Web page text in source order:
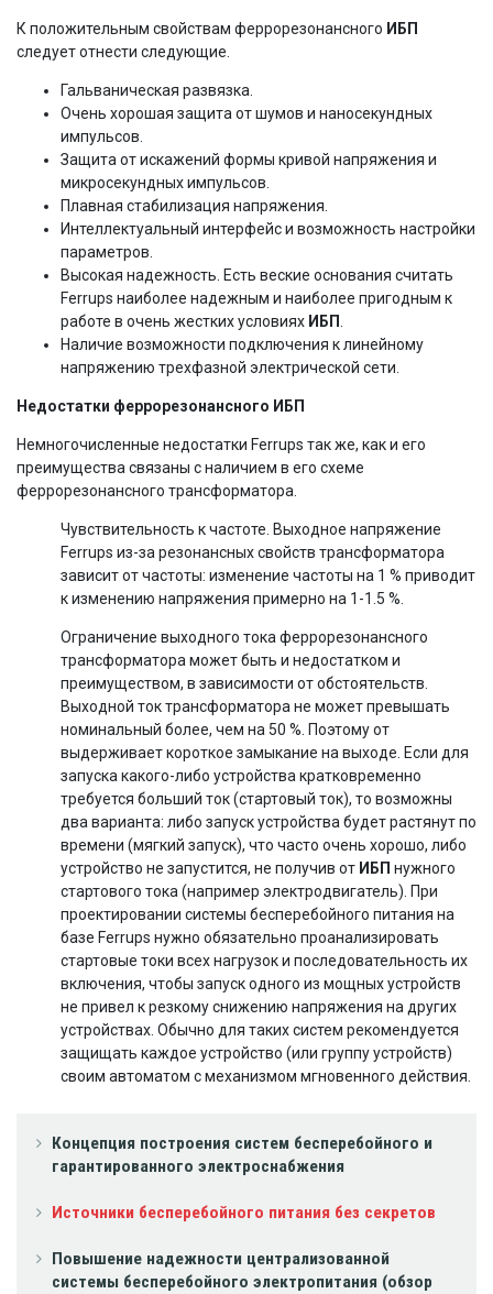
Концепция построения систем бесперебойного и
гарантированного электроснабжения
Источники бесперебойного питания без секретов
Повышение надежности централизованной
системы бесперебойного электропитания (обзор
К положительным свойствам феррорезонансного ИБП
следует отнести следующие.
Гальваническая развязка.
Очень хорошая защита от шумов и наносекундных
импульсов.
Защита от искажений формы кривой напряжения и
микросекундных импульсов.
Плавная стабилизация напряжения.
Интеллектуальный интерфейс и возможность настройки
параметров.
Высокая надежность. Есть веские основания считать
Ferrups наиболее надежным и наиболее пригодным к
работе в очень жестких условиях ИБП
Наличие возможности подключения к линейному
напряжению трехфазной электрической сети.
Недостатки феррорезонансного ИБП
Немногочисленные недостатки Ferrups так же, как и его
преимущества связаны с наличием в его схеме
феррорезонансного трансформатора.
Чувствительность к частоте. Выходное напряжение
Ferrups из-за резонансных свойств трансформатора
зависит от частоты: изменение частоты на 1 % приводит
к изменению напряжения примерно на 1-1.5 %.
Ограничение выходного тока феррорезонансного
трансформатора может быть и недостатком и
преимуществом, в зависимости от обстоятельств.
Выходной ток трансформатора не может превышать
номинальный более, чем на 50 %. Поэтому от
выдерживает короткое замыкание на выходе. Если для
запуска какого-либо устройства кратковременно
требуется больший ток (стартовый ток), то возможны
два варианта: либо запуск устройства будет растянут по
времени (мягкий запуск), что часто очень хорошо, либо
устройство не запустится, не получив от ИБП нужного
стартового тока (например электродвигатель). При
проектировании системы бесперебойного питания на
базе Ferrups нужно обязательно проанализировать
стартовые токи всех нагрузок и последовательность их
включения, чтобы запуск одного из мощных устройств
не привел к резкому снижению напряжения на других
устройствах. Обычно для таких систем рекомендуется
защищать каждое устройство (или группу устройств)
своим автоматом с механизмом мгновенного действия.